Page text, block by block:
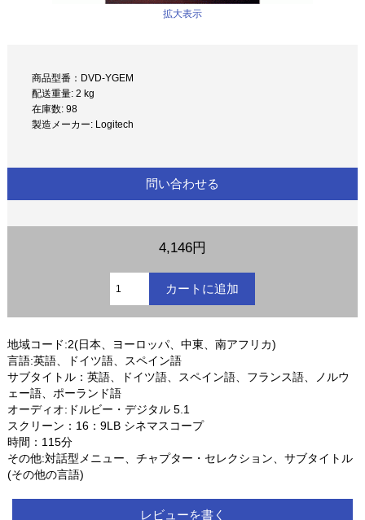
拡大表示
商品型番：DVD-YGEM
配送重量: 2 kg
在庫数: 98
製造メーカー: Logitech
問い合わせる
4,146円
地域コード:2(日本、ヨーロッパ、中東、南アフリカ)
言語:英語、ドイツ語、スペイン語
サブタイトル：英語、ドイツ語、スペイン語、フランス語、ノルウ
ェー語、ポーランド語
オーディオ:ドルビー・デジタル 5.1
スクリーン：16：9LB シネマスコープ
時間：115分
その他:対話型メニュー、チャプター・セレクション、サブタイトル
(その他の言語)
レビューを書く